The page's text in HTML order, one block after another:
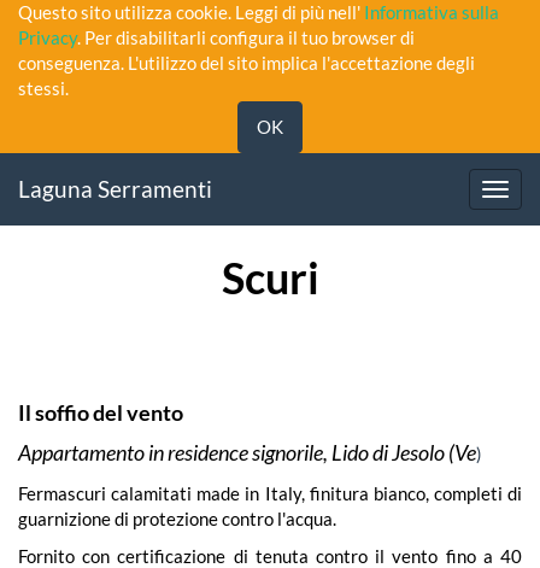
Questo sito utilizza cookie. Leggi di più nell' Informativa sulla
Privacy. Per disabilitarli configura il tuo browser di
conseguenza. L'utilizzo del sito implica l'accettazione degli
stessi.
OK
Laguna Serramenti
Scuri
Il soffio del vento
Appartamento in residence signorile, Lido di Jesolo (Ve)
Fermascuri calamitati made in Italy, finitura bianco, completi di
guarnizione di protezione contro l'acqua.
Fornito con certificazione di tenuta contro il vento fino a 40